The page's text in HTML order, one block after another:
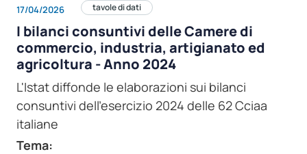
17/04/2026 tavole di dati
I bilanci consuntivi delle Camere di
commercio, industria, artigianato ed
agricoltura - Anno 2024
L'Istat diffonde le elaborazioni sui bilanci
consuntivi dell'esercizio 2024 delle 62 Cciaa
italiane
Tema: